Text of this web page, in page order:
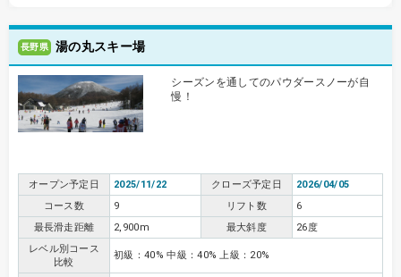
長野県 湯の丸スキー場
シーズンを通してのパウダースノーが自
慢！
オープン予定日 2025/11/22 クローズ予定日
2026/04/05
コース数
9 リフト数
6
最長滑走距離
2,900m 最大斜度
26度
レベル別コース
比較
初級：40% 中級：40% 上級：20%